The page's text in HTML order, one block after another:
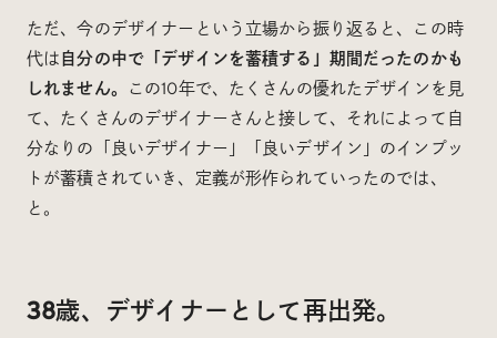
ただ、今のデザイナーという立場から振り返ると、この時
代は自分の中で「デザインを蓄積する」期間だったのかも
しれません。
この10年で、たくさんの優れたデザインを見
て、たくさんのデザイナーさんと接して、それによって自
分なりの「良いデザイナー」「良いデザイン」のインプッ
トが蓄積されていき、定義が形作られていったのでは、
と。
38歳、デザイナーとして再出発。